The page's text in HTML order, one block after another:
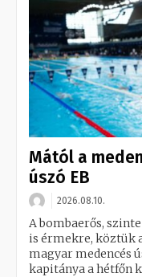
Mától a
úszó EB
2026.08.10.
A bombaerős,
is érmekre, köztük
magyar medencés
kapitánya a hétfőn